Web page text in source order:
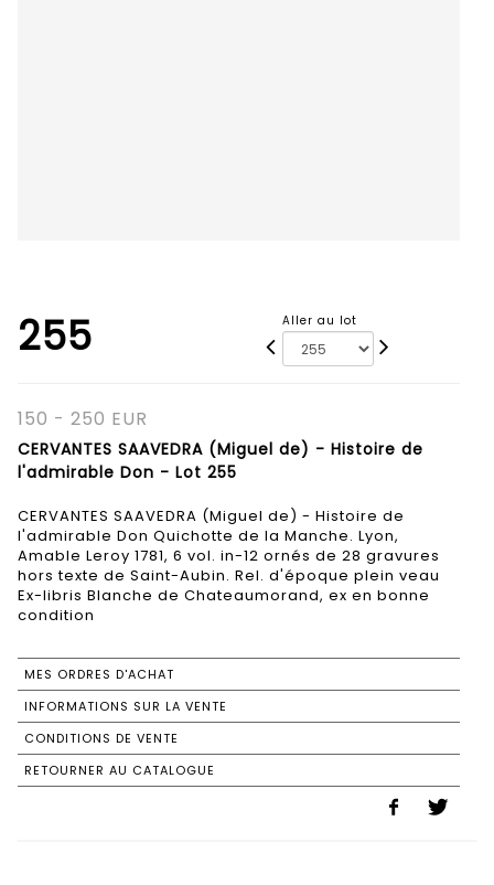
255 Aller au lot
150 - 250 EUR
CERVANTES SAAVEDRA (Miguel de) - Histoire de
l'admirable Don - Lot 255
CERVANTES SAAVEDRA (Miguel de) - Histoire de
l'admirable Don Quichotte de la Manche. Lyon,
Amable Leroy 1781, 6 vol. in-12 ornés de 28 gravures
hors texte de Saint-Aubin. Rel. d'époque plein veau
Ex-libris Blanche de Chateaumorand, ex en bonne
condition
MES ORDRES D'ACHAT
INFORMATIONS SUR LA VENTE
CONDITIONS DE VENTE
RETOURNER AU CATALOGUE